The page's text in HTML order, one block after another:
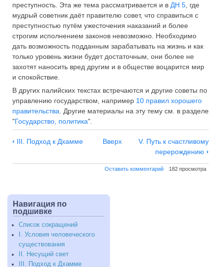
преступность. Эта же тема рассматривается и в ДН 5 , где
мудрый советник даёт правителю совет, что справиться с
преступностью путём ужесточения наказаний и более
строгим исполнением законов невозможно. Необходимо
дать возможность подданным зарабатывать на жизнь и как
только уровень жизни будет достаточным, они более не
захотят наносить вред другим и в обществе воцарится мир
и спокойствие.
В других палийских текстах встречаются и другие советы по
управлению государством, например 10 правил хорошего
правительства . Другие материалы на эту тему см. в разделе
"Государство, политика".
Навигация
IV.
в
нынешней
жизни
‹ III. Подход к Дхамме Вверх
V. Путь к счастливому
перерождению ›
Оставить комментарий 182 просмотра
Навигация по
подшивке
Список сокращений
I. Условия человеческого
существования
II. Несущий свет
III. Подход к Дхамме